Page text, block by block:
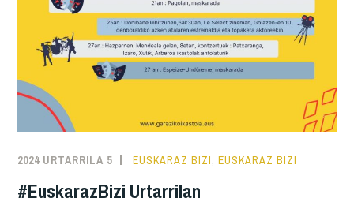
2024 URTARRILA 5 EUSKARAZ BIZI,EUSKARAZ BIZI
#EuskarazBizi Urtarrilan